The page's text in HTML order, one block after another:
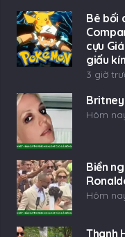
Bê bối
cựu
giấu
3 giờ
Hôm
Biển
Hôm
Thanh